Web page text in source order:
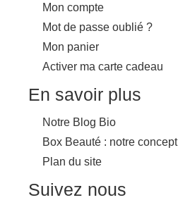
Mon compte
Mot de passe oublié ?
Mon panier
Activer ma carte cadeau
En savoir plus
Notre Blog Bio
Box Beauté : notre concept
Plan du site
Suivez nous